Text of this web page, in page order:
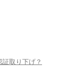
取り下げ？